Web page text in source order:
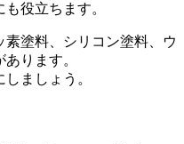
も役立ちます。
塗料、シリコン塗料、ウ
ります。
ましょう。